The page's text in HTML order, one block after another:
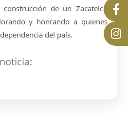
de un Zacatelco
y honrando a quienes
del país.